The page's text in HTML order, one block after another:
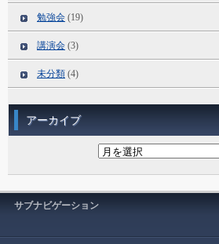
勉強会 (19)
講演会 (3)
未分類 (4)
アーカイブ
ブ
サブナビゲーション